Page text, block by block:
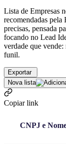
Lista de Empresas
recomendadas
precisas, pensada
focando no Lead
verdade que
funil.
Exportar
Nova lista
Copiar link
CNPJ e